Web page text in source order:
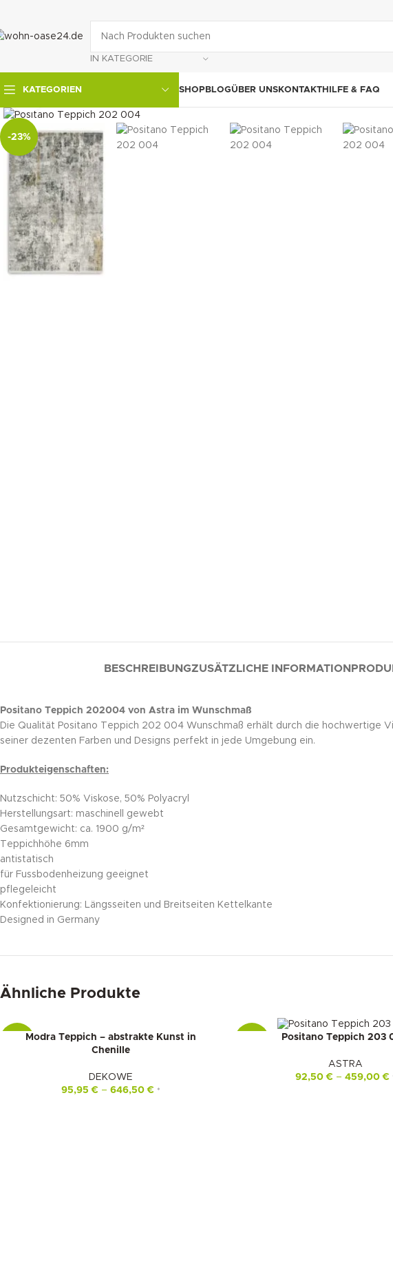
IN KATEGORIE
KATEGORIEN SHOPBLOGÜBER UNSKONTAKTHILFE & FAQ
-23%
klicken um zu vergrößern
BESCHREIBUNGZUSÄTZLICHE INFORMATION
Positano Teppich 202004 von Astra im Wunschmaß
Die Qualität Positano Teppich 202 004 Wunschmaß erhält durch die hochwertige
seiner dezenten Farben und Designs perfekt in jede Umgebung ein.
Produkteigenschaften:
Nutzschicht: 50% Viskose, 50% Polyacryl
Herstellungsart: maschinell gewebt
Gesamtgewicht: ca. 1900 g/m²
Teppichhöhe 6mm
antistatisch
für Fussbodenheizung geeignet
pflegeleicht
Konfektionierung: Längsseiten und Breitseiten Kettelkante
Designed in Germany
Ähnliche Produkte
-15%Modra Teppich – abstrakte Kunst in
Chenille
DEKOWE
95,95€– 646,50€ *
Positano Teppich 203
ASTRA
92,50€– 459,00€